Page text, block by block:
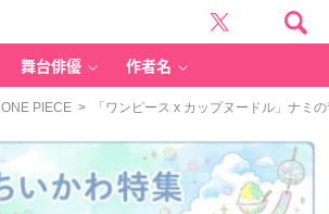
舞台俳優 作者名
ONE PIECE > 「ワンピース x カップヌードル」ナミ